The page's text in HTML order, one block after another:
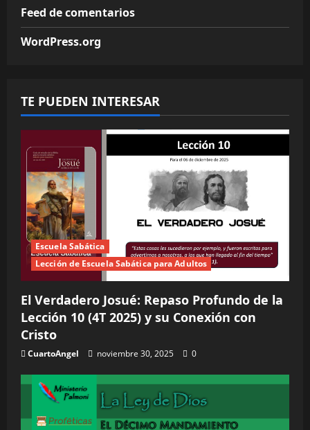
Feed de comentarios
WordPress.org
TE PUEDEN INTERESAR
Escuela Sabática
Lección de Escuela Sabática para Adultos
El Verdadero Josué: Repaso Profundo de la
Lección 10 (4T 2025) y su Conexión con
Cristo
CuartoAngel noviembre 30, 2025 0